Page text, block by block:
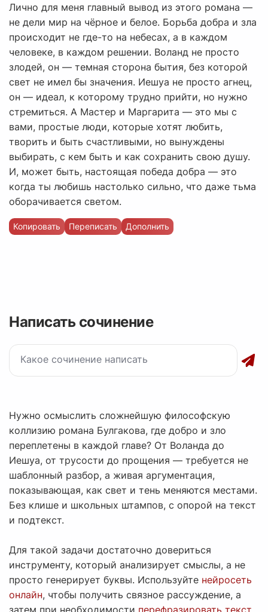
Лично для меня главный вывод из этого романа —
не дели мир на чёрное и белое. Борьба добра и зла
происходит не где-то на небесах, а в каждом
человеке, в каждом решении. Воланд не просто
злодей, он — темная сторона бытия, без которой
свет не имел бы значения. Иешуа не просто агнец,
он — идеал, к которому трудно прийти, но нужно
стремиться. А Мастер и Маргарита — это мы с
вами, простые люди, которые хотят любить,
творить и быть счастливыми, но вынуждены
выбирать, с кем быть и как сохранить свою душу.
И, может быть, настоящая победа добра — это
когда ты любишь настолько сильно, что даже тьма
оборачивается светом.
Копировать Переписать Дополнить
Написать сочинение
Нужно осмыслить сложнейшую философскую
коллизию романа Булгакова, где добро и зло
переплетены в каждой главе? От Воланда до
Иешуа, от трусости до прощения — требуется не
шаблонный разбор, а живая аргументация,
показывающая, как свет и тень меняются местами.
Без клише и школьных штампов, с опорой на текст
и подтекст.
Для такой задачи достаточно довериться
инструменту, который анализирует смыслы, а не
просто генерирует буквы. Используйте нейросеть
онлайн, чтобы получить связное рассуждение, а